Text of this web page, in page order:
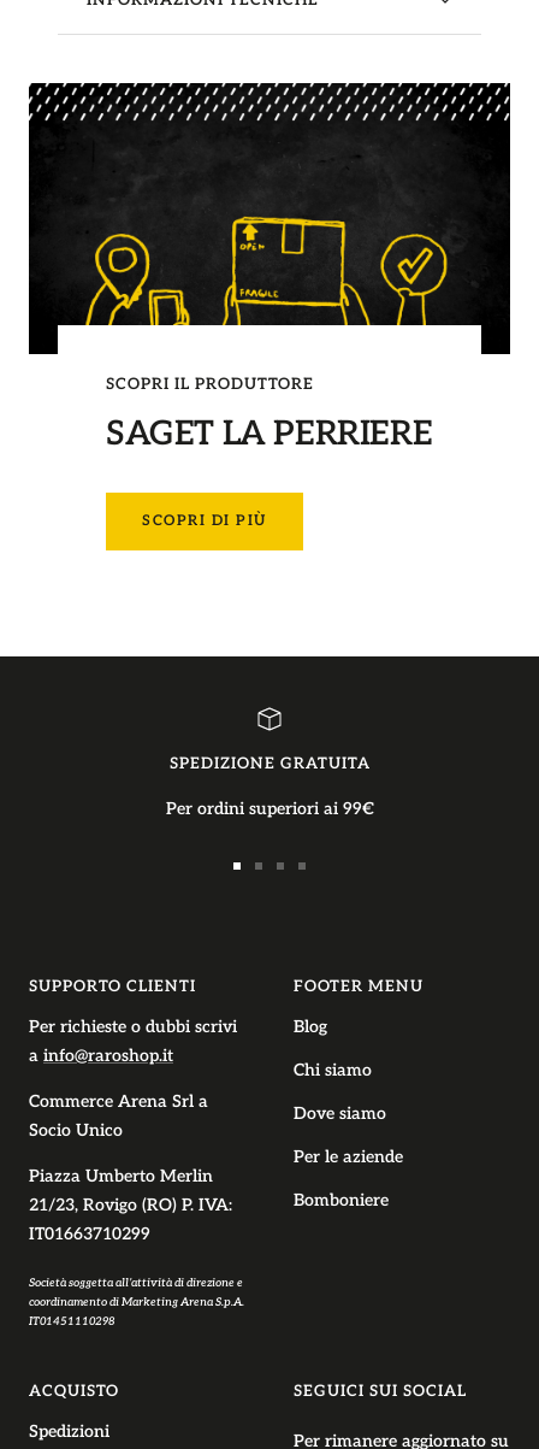
SCOPRI IL PRODUTTORE
SAGET LA PERRIERE
SCOPRI DI PIÙ
SPEDIZIONE GRATUITA
Per ordini superiori ai 99€
SUPPORTO CLIENTI
Per richieste o dubbi scrivi
a info@raroshop.it
Commerce Arena Srl a
Socio Unico
Piazza Umberto Merlin
21/23, Rovigo (RO) P. IVA:
IT01663710299
Società soggetta all’attività di direzione e
coordinamento di Marketing Arena S.p.A.
IT01451110298
FOOTER MENU
Blog
Chi siamo
Dove siamo
Per le aziende
Bomboniere
ACQUISTO
Spedizioni
SEGUICI SUI SOCIAL
Per rimanere aggiornato su